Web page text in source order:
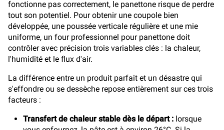
fonctionne pas correctement, le panettone risque de perdre
tout son potentiel. Pour obtenir une coupole bien
développée, une poussée verticale régulière et une mie
uniforme, un four professionnel pour panettone doit
contrôler avec précision trois variables clés : la chaleur,
l'humidité et le flux d'air.
La différence entre un produit parfait et un désastre qui
s'effondre ou se dessèche repose entièrement sur ces trois
facteurs :
Transfert de chaleur stable dès le départ : lorsque